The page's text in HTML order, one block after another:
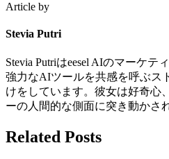
Article by
Stevia Putri
Stevia Putriはeesel AIのマーケテ
強力なAIツールを共感を呼ぶス
けをしています。彼女は好奇心
ーの人間的な側面に突き動かさ
Related Posts